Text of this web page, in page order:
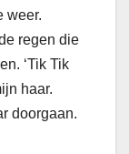
weer.
regen die
‘Tik Tik
haar.
doorgaan.